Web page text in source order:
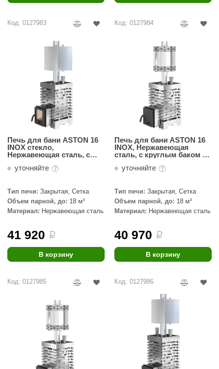
Код: 0127983
Печь для бани ASTON 16
INOX стекло,
Нержавеющая сталь, с
(AISI 439)
уточняйте
Тип печи: Закрытая, Сетка
Объем парной, до: 18 м³
Материал: Нержавеющая сталь
41 920 i
В корзину
Код: 0127984
Печь для бани ASTON 16
INOX, Нержавеющая
сталь, с круглым баком на
уточняйте
Тип печи: Закрытая, Сетка
Объем парной, до: 18 м³
Материал: Нержавеющая сталь
40 970 i
В корзину
Код: 0127985 Код: 0127986